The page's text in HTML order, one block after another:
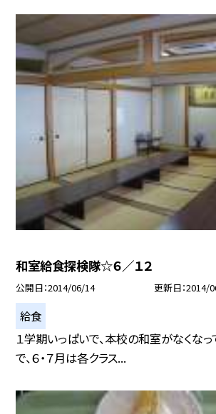
和室給食探検隊☆６／１２
公開日 2014/06/14 更新日 2014/
給食
１学期いっぱいで、本校の和室がなくなっ
で、６・７月は各クラス...